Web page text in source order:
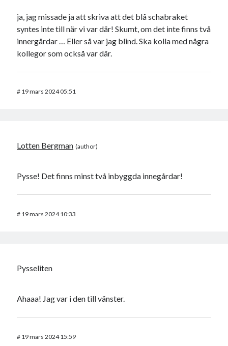
ja, jag missade ja att skriva att det blå schabraket
syntes inte till när vi var där! Skumt, om det inte finns två
innergårdar … Eller så var jag blind. Ska kolla med några
kollegor som också var där.
# 19 mars 2024 05:51
Lotten Bergman
Pysse! Det finns minst två inbyggda innegårdar!
# 19 mars 2024 10:33
Pysseliten
Ahaaa! Jag var i den till vänster.
# 19 mars 2024 15:59